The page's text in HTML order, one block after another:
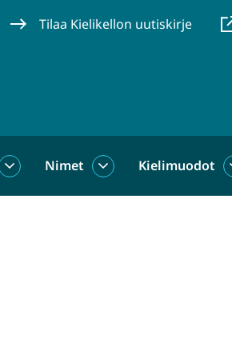
Tilaa Kielikellon uutiskirje
Sanat
Nimet
NimetKielimuodot